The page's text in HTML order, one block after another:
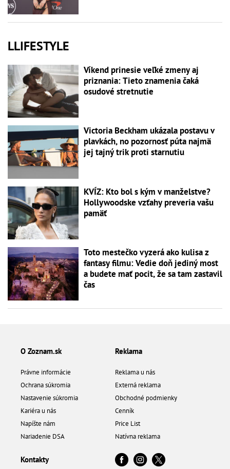
LLIFESTYLE
Víkend prinesie veľké zmeny aj
priznania: Tieto znamenia čaká
osudové stretnutie
Victoria Beckham ukázala postavu v
plavkách, no pozornosť púta najmä
jej tajný trik proti starnutiu
KVÍZ: Kto bol s kým v manželstve?
Hollywoodske vzťahy preveria vašu
pamäť
Toto mestečko vyzerá ako kulisa z
fantasy filmu: Vedie doň jediný most
a budete mať pocit, že sa tam zastavil
čas
O Zoznam.sk
Právne informácie
Ochrana súkromia
Nastavenie súkromia
Kariéra u nás
Napíšte nám
Nariadenie DSA
Reklama
Reklama u nás
Externá reklama
Obchodné podmienky
Cenník
Price List
Natívna reklama
Kontakty